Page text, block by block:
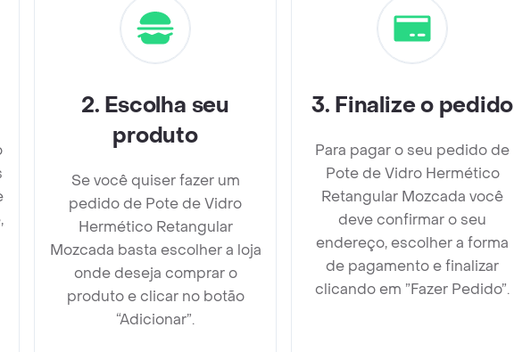
2. Escolha seu
produto
Se você quiser fazer um
pedido de Pote de Vidro
Hermético Retangular
Mozcada basta escolher a loja
onde deseja comprar o
produto e clicar no botão
“Adicionar”.
3. Finalize o pedido
Para pagar o seu pedido de
Pote de Vidro Hermético
Retangular Mozcada você
deve confirmar o seu
endereço, escolher a forma
de pagamento e finalizar
clicando em ”Fazer Pedido”.